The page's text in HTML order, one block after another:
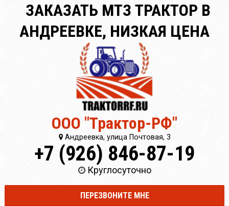
ЗАКАЗАТЬ МТЗ ТРАКТОР В
АНДРЕЕВКЕ, НИЗКАЯ ЦЕНА
ООО "Трактор-РФ"
Андреевка, улица Почтовая, 3
+7 (926) 846-87-19
Круглосуточно
ПЕРЕЗВОНИТЕ МНЕ